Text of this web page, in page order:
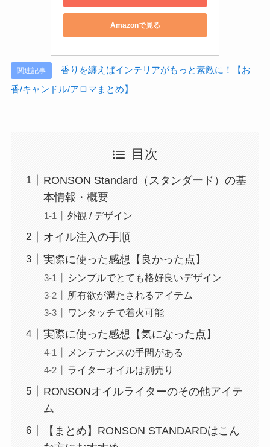
Amazonで見る
関連記事
香りを纏えばインテリアがもっと素敵に！【お
香/キャンドル/アロマまとめ】
目次
RONSON Standard（スタンダード）の基
本情報・概要
外観 / デザイン
オイル注入の手順
実際に使った感想【良かった点】
シンプルでとても格好良いデザイン
所有欲が満たされるアイテム
ワンタッチで着火可能
実際に使った感想【気になった点】
メンテナンスの手間がある
ライターオイルは別売り
RONSONオイルライターのその他アイテ
ム
【まとめ】RONSON STANDARDはこん